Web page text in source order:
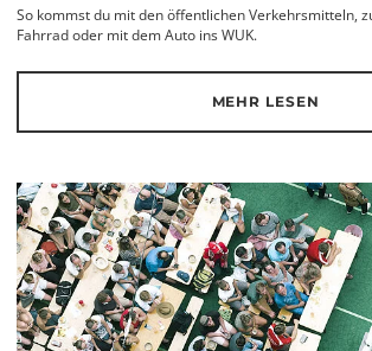
So kommst du mit den öffentlichen Verkehrsmitteln,
Fahrrad oder mit dem Auto ins WUK.
MEHR LESEN